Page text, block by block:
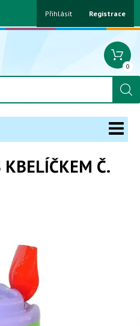
Přihlásit Registrace
0
KBELÍČKEM Č.